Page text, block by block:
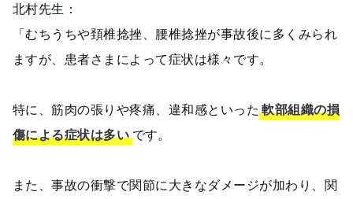
北村先生：
「むちうちや頚椎捻挫、腰椎捻挫が事故後に多くみられ
ますが、患者さまによって症状は様々です。
特に、筋肉の張りや疼痛、違和感といった軟部組織の損
傷による症状は多いです。
また、事故の衝撃で関節に大きなダメージが加わり、関